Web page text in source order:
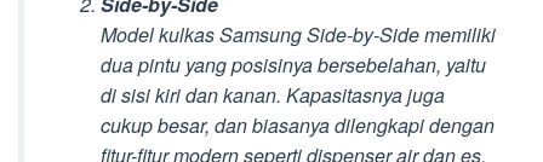
Model kulkas Samsung Side-by-Side memiliki
dua pintu yang posisinya bersebelahan, yaitu
di sisi kiri dan kanan. Kapasitasnya juga
cukup besar, dan biasanya dilengkapi dengan
fitur-fitur modern seperti dispenser air dan es.